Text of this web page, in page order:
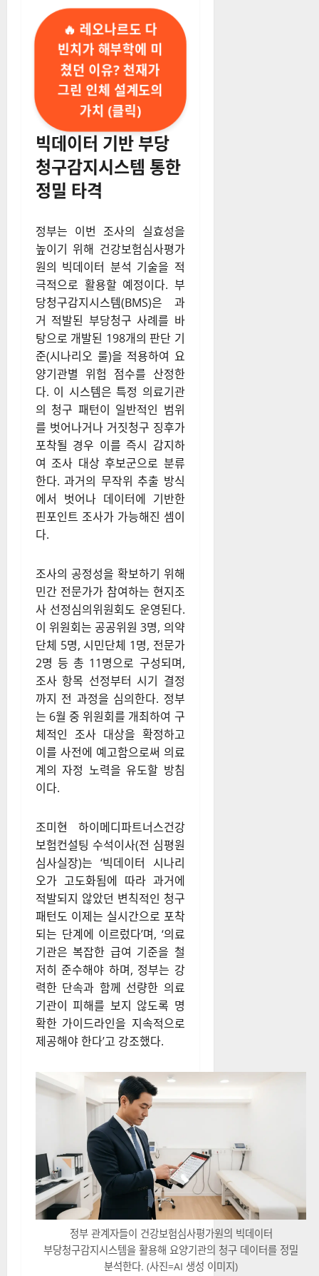
🔥 레오나르도 다
빈치가 해부학에 미
쳤던 이유? 천재가
그린 인체 설계도의
가치 (클릭)
빅데이터 기반 부당
청구감지시스템 통한
정밀 타격
정부는 이번 조사의 실효성을
높이기 위해 건강보험심사평가
원의 빅데이터 분석 기술을 적
극적으로 활용할 예정이다. 부
당청구감지시스템(BMS)은 과
거 적발된 부당청구 사례를 바
탕으로 개발된 198개의 판단 기
준(시나리오 룰)을 적용하여 요
양기관별 위험 점수를 산정한
다. 이 시스템은 특정 의료기관
의 청구 패턴이 일반적인 범위
를 벗어나거나 거짓청구 징후가
포착될 경우 이를 즉시 감지하
여 조사 대상 후보군으로 분류
한다. 과거의 무작위 추출 방식
에서 벗어나 데이터에 기반한
핀포인트 조사가 가능해진 셈이
다.
조사의 공정성을 확보하기 위해
민간 전문가가 참여하는 현지조
사 선정심의위원회도 운영된다.
이 위원회는 공공위원 3명, 의약
단체 5명, 시민단체 1명, 전문가
2명 등 총 11명으로 구성되며,
조사 항목 선정부터 시기 결정
까지 전 과정을 심의한다. 정부
는 6월 중 위원회를 개최하여 구
체적인 조사 대상을 확정하고
이를 사전에 예고함으로써 의료
계의 자정 노력을 유도할 방침
이다.
조미현 하이메디파트너스건강
보험컨설팅 수석이사(전 심평원
심사실장)는 ‘빅데이터 시나리
오가 고도화됨에 따라 과거에
적발되지 않았던 변칙적인 청구
패턴도 이제는 실시간으로 포착
되는 단계에 이르렀다’며, ‘의료
기관은 복잡한 급여 기준을 철
저히 준수해야 하며, 정부는 강
력한 단속과 함께 선량한 의료
기관이 피해를 보지 않도록 명
확한 가이드라인을 지속적으로
제공해야 한다’고 강조했다.
정부 관계자들이 건강보험심사평가원의 빅데이터
부당청구감지시스템을 활용해 요양기관의 청구 데이터를 정밀
분석한다. (사진=AI 생성 이미지)